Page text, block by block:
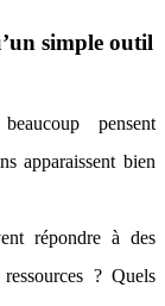
simple outil
pensent
apparaissent bien
répondre à des
? Quels